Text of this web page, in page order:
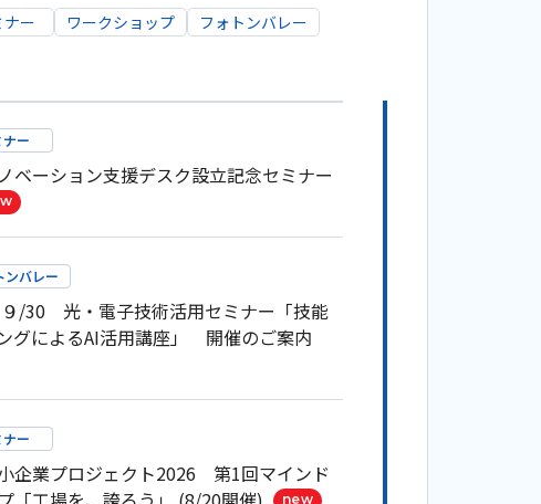
ー ワークショップ
フォトンバレー
ー
ベーション支援デスク設立記念セミナー
ンバレー
９/30 光・電子技術活用セミナー「技能
グによるAI活用講座」 開催のご案内
ー
小企業プロジェクト2026 第1回マインド
new